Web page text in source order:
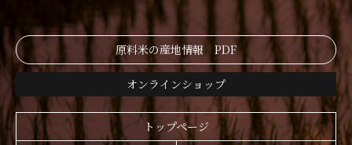
原料米の産地情報 PDF
オンラインショップ
トップページ